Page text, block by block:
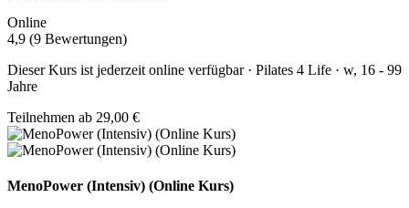
Online
4,9 (9 Bewertungen)
Dieser Kurs ist jederzeit online verfügbar · Pilates 4 Life · w, 16 - 99
Jahre
Teilnehmen ab 29,00 €
MenoPower (Intensiv) (Online Kurs)